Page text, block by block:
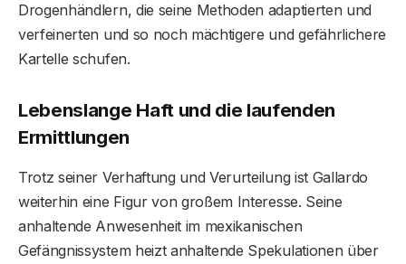
Drogenhändlern, die seine Methoden adaptierten und
verfeinerten und so noch mächtigere und gefährlichere
Kartelle schufen.
Lebenslange Haft und die laufenden
Ermittlungen
Trotz seiner Verhaftung und Verurteilung ist Gallardo
weiterhin eine Figur von großem Interesse. Seine
anhaltende Anwesenheit im mexikanischen
Gefängnissystem heizt anhaltende Spekulationen über